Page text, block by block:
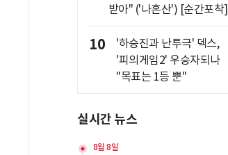
받아" ('나혼산') [순간포착]
10
'하승진과 난투극' 덱스,
'피의게임2' 우승자되나
"목표는 1등 뿐"
실시간 뉴스
8월 8일